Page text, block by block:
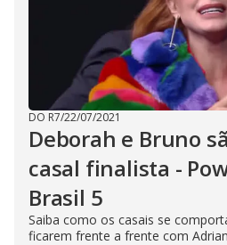
DO R7/22/07/2021
Deborah e Bruno
casal finalista -
Brasil 5
Saiba como os casais se
ficarem frente a frente com